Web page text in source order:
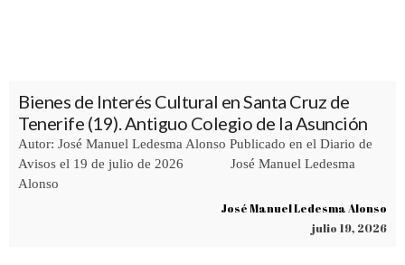
Bienes de Interés Cultural en Santa Cruz de
Tenerife (19). Antiguo Colegio de la Asunción
Autor: José Manuel Ledesma Alonso Publicado en el Diario de
Avisos el 19 de julio de 2026 José Manuel Ledesma
Alonso
José Manuel Ledesma Alonso
julio 19, 2026